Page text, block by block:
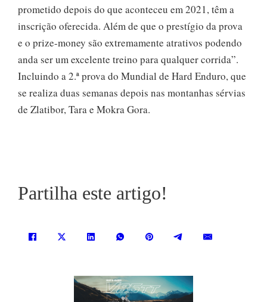
prometido depois do que aconteceu em 2021, têm a
inscrição oferecida. Além de que o prestígio da prova
e o prize-money são extremamente atrativos podendo
anda ser um excelente treino para qualquer corrida”.
Incluindo a 2.ª prova do Mundial de Hard Enduro, que
se realiza duas semanas depois nas montanhas sérvias
de Zlatibor, Tara e Mokra Gora.
Partilha este artigo!